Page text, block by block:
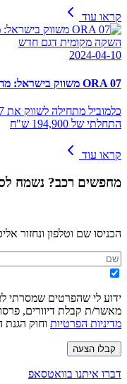
קראו עוד
השקה מקומית דגם חדש
2024-04-10
ORA 07 משווק בישראל: מחיר החל מ-194,900 ש"ח
התחלתי של 194,900 ש"ח
קראו עוד
מחפשים רכב? נשמח
הכניסו שם וטלפון ונחזור
ידוע לי שהפרטים שמסרתי
מאשר/ת קבלת דיוורים,
מדיניות הפרטיות וחוק הגנת
קבלו הצעה
דברו איתנו בוואטסאפ